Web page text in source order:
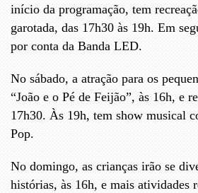
início da programação, tem
garotada, das 17h30 às 19h. Em
por conta da Banda LED.
No sábado, a atração para os
“João e o Pé de Feijão”, às 16h, e
17h30. Às 19h, tem show musical
Pop.
No domingo, as crianças irão se
histórias, às 16h, e mais atividades